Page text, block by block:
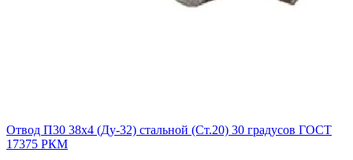
Отвод П30 38х4 (Ду-32) стальной (Ст.20) 30 градусов ГОСТ
17375 РКМ